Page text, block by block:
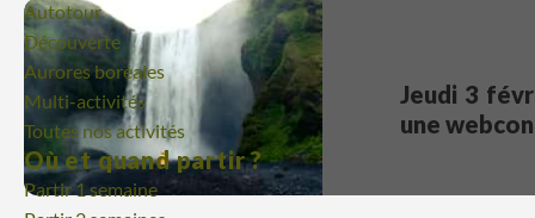
Autotour
Découverte
Aurores boréales
Multi-activités
Toutes nos activités
Où et quand partir ?
Partir 1 semaine
Jeudi 3
une